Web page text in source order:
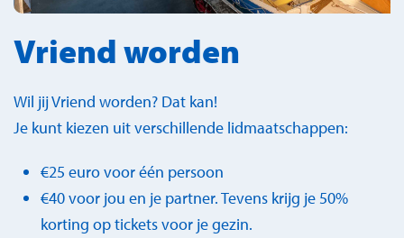
Vriend worden
Wil jij Vriend worden? Dat kan!
Je kunt kiezen uit verschillende lidmaatschappen:
€25 euro voor één persoon
€40 voor jou en je partner. Tevens krijg je 50%
korting op tickets voor je gezin.